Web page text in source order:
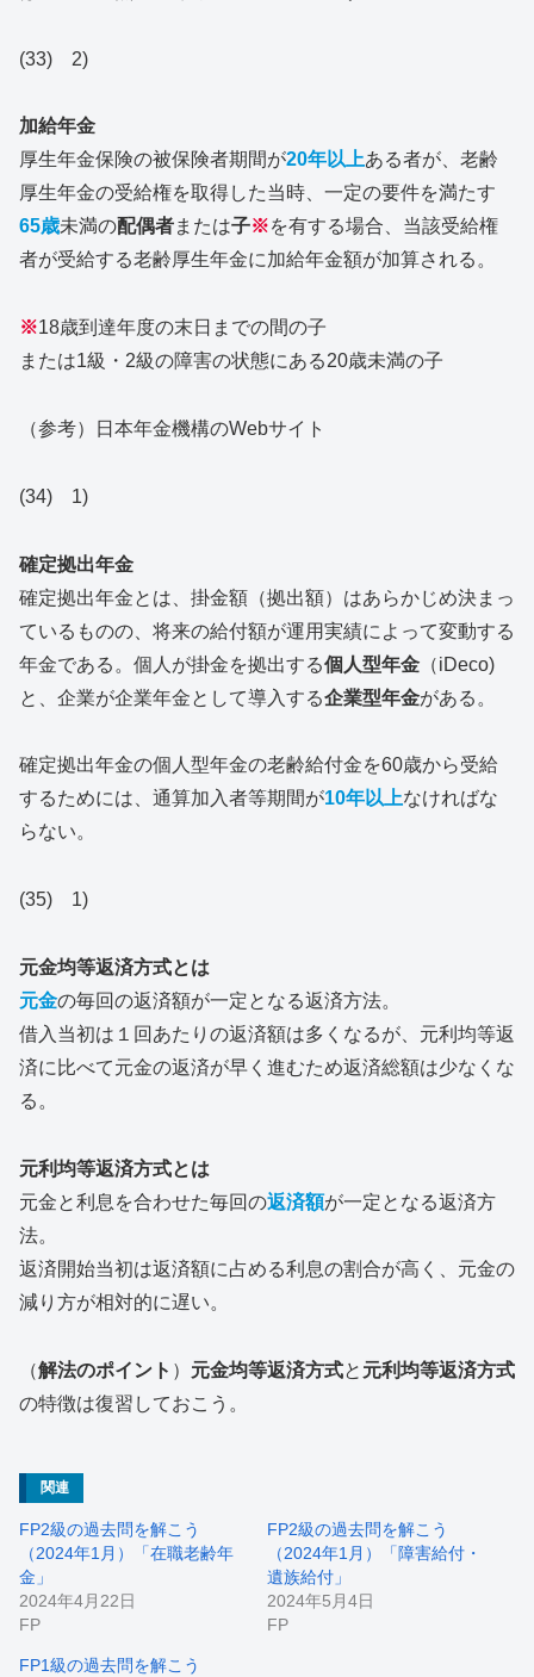
(33) 2)
加給年金
厚生年金保険の被保険者期間が20年以上ある者が、老齢
厚生年金の受給権を取得した当時、一定の要件を満たす
65歳未満の配偶者または子※を有する場合、当該受給権
者が受給する老齢厚生年金に加給年金額が加算される。
※18歳到達年度の末日までの間の子
または1級・2級の障害の状態にある20歳未満の子
（参考）日本年金機構のWebサイト
(34) 1)
確定拠出年金
確定拠出年金とは、掛金額（拠出額）はあらかじめ決まっ
ているものの、将来の給付額が運用実績によって変動する
年金である。個人が掛金を拠出する個人型年金 （iDeco)
と、企業が企業年金として導入する企業型年金がある。
確定拠出年金の個人型年金の老齢給付金を60歳から受給
するためには、通算加入者等期間が10年以上なければな
らない。
(35) 1)
元金均等返済方式とは
元金の毎回の返済額が一定となる返済方法。
借入当初は１回あたりの返済額は多くなるが、元利均等返
済に比べて元金の返済が早く進むため返済総額は少なくな
る。
元利均等返済方式とは
元金と利息を合わせた毎回の返済額が一定となる返済方
法。
返済開始当初は返済額に占める利息の割合が高く、元金の
減り方が相対的に遅い。
（解法のポイント ） 元金均等返済方式と 元利均等返済方式
の特徴は復習しておこう。
関連
FP2級の過去問を解こう
（2024年1月）「在職老齢年
金」
2024年4月22日
FP
FP2級の過去問を解こう
（2024年1月）「障害給付・
遺族給付」
2024年5月4日
FP
FP1級の過去問を解こう